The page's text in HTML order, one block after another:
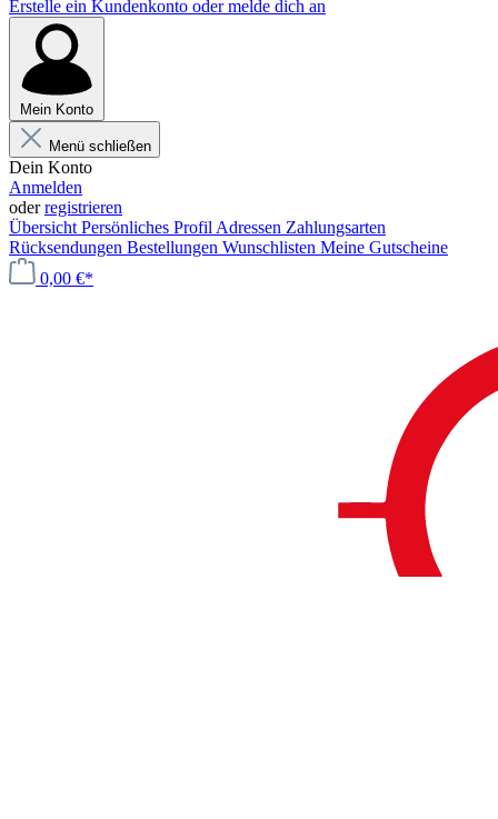
Erstelle ein Kundenkonto oder melde dich an
Mein Konto
Menü schließen
Dein Konto
Anmelden
oderregistrieren
Übersicht Persönliches Profil Adressen Zahlungsarten
Rücksendungen Bestellungen Wunschlisten Meine Gutscheine
0,00 €*